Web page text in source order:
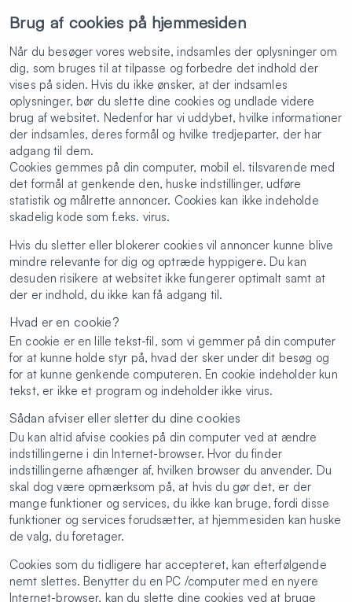
Brug af cookies på hjemmesiden
Når du besøger vores website, indsamles der oplysninger om
dig, som bruges til at tilpasse og forbedre det indhold der
vises på siden. Hvis du ikke ønsker, at der indsamles
oplysninger, bør du slette dine cookies og undlade videre
brug af websitet. Nedenfor har vi uddybet, hvilke informationer
der indsamles, deres formål og hvilke tredjeparter, der har
adgang til dem.
Cookies gemmes på din computer, mobil el. tilsvarende med
det formål at genkende den, huske indstillinger, udføre
statistik og målrette annoncer. Cookies kan ikke indeholde
skadelig kode som f.eks. virus.
Hvis du sletter eller blokerer cookies vil annoncer kunne blive
mindre relevante for dig og optræde hyppigere. Du kan
desuden risikere at websitet ikke fungerer optimalt samt at
der er indhold, du ikke kan få adgang til.
Hvad er en cookie?
En cookie er en lille tekst-fil, som vi gemmer på din computer
for at kunne holde styr på, hvad der sker under dit besøg og
for at kunne genkende computeren. En cookie indeholder kun
tekst, er ikke et program og indeholder ikke virus.
Sådan afviser eller sletter du dine cookies
Du kan altid afvise cookies på din computer ved at ændre
indstillingerne i din Internet-browser. Hvor du finder
indstillingerne afhænger af, hvilken browser du anvender. Du
skal dog være opmærksom på, at hvis du gør det, er der
mange funktioner og services, du ikke kan bruge, fordi disse
funktioner og services forudsætter, at hjemmesiden kan huske
de valg, du foretager.
Cookies som du tidligere har accepteret, kan efterfølgende
nemt slettes. Benytter du en PC /computer med en nyere
Internet-browser, kan du slette dine cookies ved at bruge